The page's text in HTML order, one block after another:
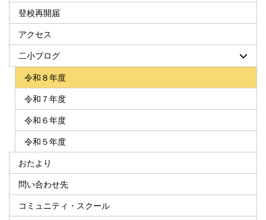
登校再開届
アクセス
二小ブログ
令和８年度
令和７年度
令和６年度
令和５年度
おたより
問い合わせ先
コミュニティ・スクール